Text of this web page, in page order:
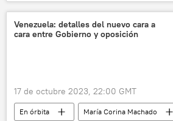
Iniciativa de la Franja y la Ruta (BRI)
Venezuela: detalles del nuevo cara a
cara entre Gobierno y oposición
17 de octubre 2023, 22:00 GMT
En órbita
María Corina Machado